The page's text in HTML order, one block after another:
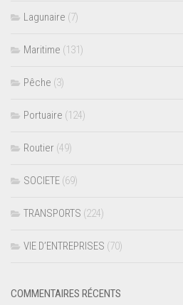
Lagunaire (7)
Maritime (131)
Pêche (3)
Portuaire (124)
Routier (49)
SOCIETE (69)
TRANSPORTS (224)
VIE D’ENTREPRISES (70)
COMMENTAIRES RÉCENTS